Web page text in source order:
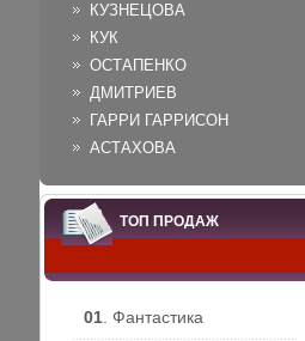
КУЗНЕЦОВА
КУК
ОСТАПЕНКО
ДМИТРИЕВ
ГАРРИ ГАРРИСОН
АСТАХОВА
ТОП ПРОДАЖ
01 . Фантастика